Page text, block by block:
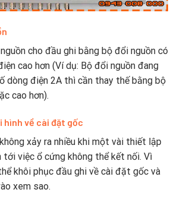
cho đầu ghi bằng bộ đổi nguồn có
cao hơn (Ví dụ: Bộ đổi nguồn đang
dòng điện 2A thì cần thay thế bằng bộ
cao hơn).
hình về cài đặt gốc
xảy ra nhiều khi một vài thiết lập
tới việc ổ cứng không thể kết nối. Vì
khôi phục đầu ghi về cài đặt gốc và
xem sao.